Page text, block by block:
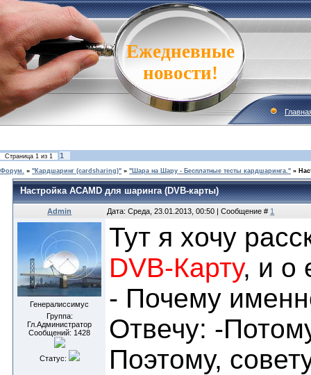
Ежедневные
новости!
Страница 1 из 1 1
Форум. » "Кардшаринг (cardsharing)" » "Шара на Шару - Бесплатные тесты кардшаринга." »
Настройка ACAMD для шаринга (DVB-карты)
Admin Дата: Среда, 23.01.2013, 00:50 | Сообщение # 1
Генералиссимус
Группа:
Гл.Администратор
Сообщений: 1428
Статус:
Тут я хочу
DVB-Карту, и о
- Почему
Отвечу: -
Поэтому,